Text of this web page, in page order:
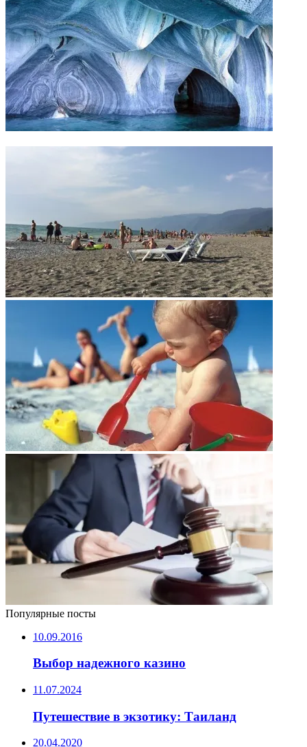
Популярные посты
10.09.2016
Выбор надежного казино
11.07.2024
Путешествие в экзотику: Таиланд
20.04.2020